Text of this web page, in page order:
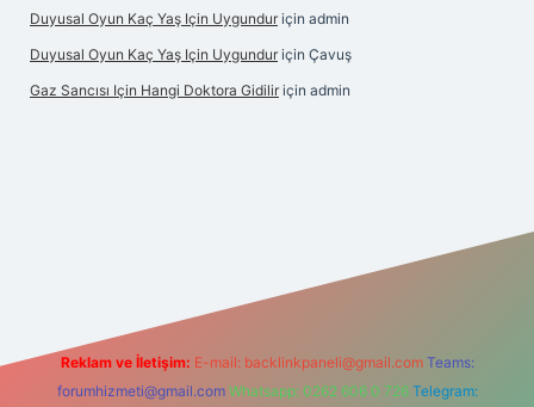
Duyusal Oyun Kaç Yaş Için Uygundur için admin
Duyusal Oyun Kaç Yaş Için Uygundur için Çavuş
Gaz Sancısı Için Hangi Doktora Gidilir için admin
Reklam ve İletişim: E-mail: backlinkpaneli@gmail.com Teams:
forumhizmeti@gmail.com Whatsapp: 0262 606 0 726 Telegram: